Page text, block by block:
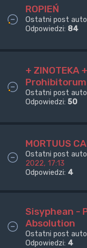
ROPIEŃ
Ostatni post
Odpowiedzi: 84
+ ZINOTEKA
Ostatni post
Odpowiedzi: 50
MORTUUS
Ostatni post
2022, 17:13
Odpowiedzi: 4
Sisyphean -
Absolution
Ostatni post
Odpowiedzi: 4